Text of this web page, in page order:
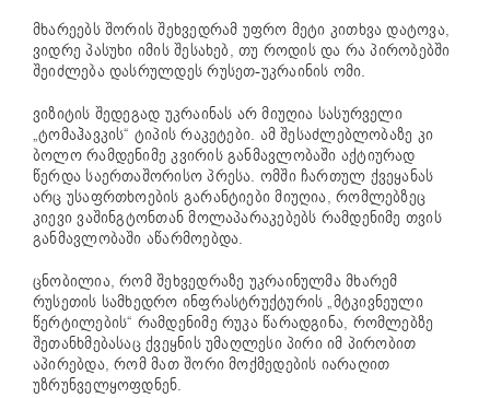
მხარეებს შორის შეხვედრამ უფრო მეტი კითხვა დატოვა,
ვიდრე პასუხი იმის შესახებ, თუ როდის და რა პირობებში
შეიძლება დასრულდეს რუსეთ-უკრაინის ომი.
ვიზიტის შედეგად უკრაინას არ მიუღია სასურველი
„ტომაჰავკის“ ტიპის რაკეტები. ამ შესაძლებლობაზე კი
ბოლო რამდენიმე კვირის განმავლობაში აქტიურად
წერდა საერთაშორისო პრესა. ომში ჩართულ ქვეყანას
არც უსაფრთხოების გარანტიები მიუღია, რომლებზეც
კიევი ვაშინგტონთან მოლაპარაკებებს რამდენიმე თვის
განმავლობაში აწარმოებდა.
ცნობილია, რომ შეხვედრაზე უკრაინულმა მხარემ
რუსეთის სამხედრო ინფრასტრუქტურის „მტკივნეული
წერტილების“ რამდენიმე რუკა წარადგინა, რომლებზე
შეთანხმებასაც ქვეყნის უმაღლესი პირი იმ პირობით
აპირებდა, რომ მათ შორი მოქმედების იარაღით
უზრუნველყოფდნენ.